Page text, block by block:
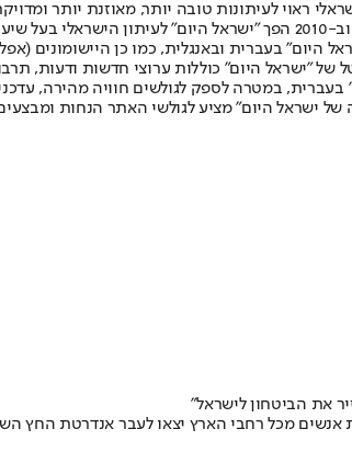
ראוי לעיתונות טובה יותר, מאוזנת יותר
תשלום. המהדורה המודפסת הראשונה פורסמה ב-30 ביולי 2007,
של "ישראל היום" כוללות ערוצי חדשות ודעות,
בעברית, במטרה לספק לגולשים חוויה
ישראל היום" מציע לגולשי האתר הנחות
את הביטחון לישראל"
אנשים מכל רחבי הארץ יצאו לעבר אנדרטת החץ